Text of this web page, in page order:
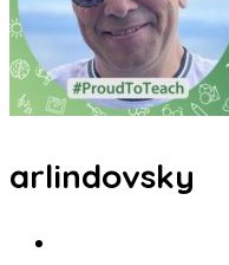
arlindovsky